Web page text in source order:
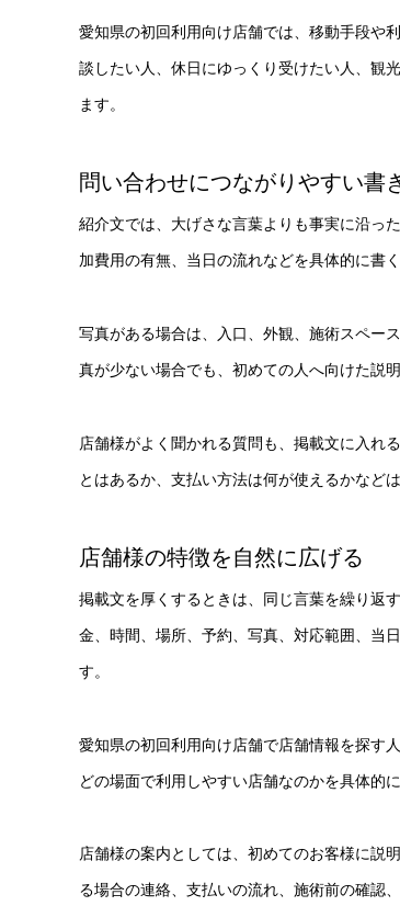
愛知県の初回利用向け店舗では、移動手段や
談したい人、休日にゆっくり受けたい人、観
ます。
問い合わせにつながりやすい書
紹介文では、大げさな言葉よりも事実に沿っ
加費用の有無、当日の流れなどを具体的に書
写真がある場合は、入口、外観、施術スペー
真が少ない場合でも、初めての人へ向けた説
店舗様がよく聞かれる質問も、掲載文に入れ
とはあるか、支払い方法は何が使えるかなど
店舗様の特徴を自然に広げる
掲載文を厚くするときは、同じ言葉を繰り返
金、時間、場所、予約、写真、対応範囲、当
す。
愛知県の初回利用向け店舗で店舗情報を探す
どの場面で利用しやすい店舗なのかを具体的
店舗様の案内としては、初めてのお客様に説
る場合の連絡、支払いの流れ、施術前の確認